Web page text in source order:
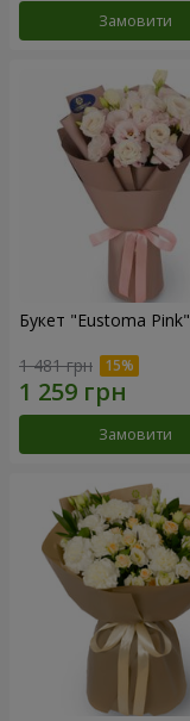
Замовити
Букет "Eustoma Pink"
1 481 грн
Замовити